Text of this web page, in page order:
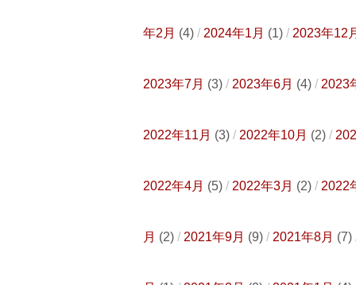
年2月 (4) 2024年1月 (1) 2023年12
2023年7月 (3) 2023年6月 (4) 2023
2022年11月 (3) 2022年10月 (2)
2022年4月 (5) 2022年3月 (2) 2022
月 (2) 2021年9月 (9) 2021年8月 (7)